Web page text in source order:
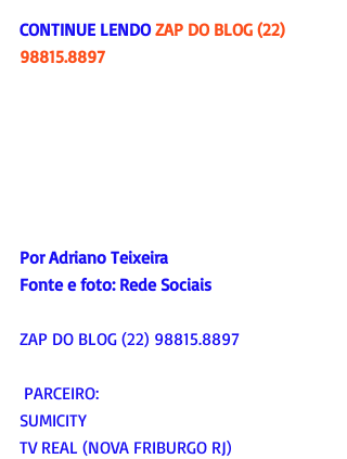
CONTINUE LENDO ZAP DO BLOG (22)
98815.8897
Por Adriano Teixeira
Fonte e foto: Rede Sociais
ZAP DO BLOG (22) 98815.8897
PARCEIRO:
SUMICITY
TV REAL (NOVA FRIBURGO RJ)